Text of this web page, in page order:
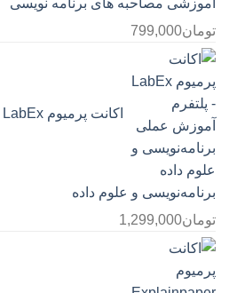
تومان799,000
برنامه‌نویسی و علوم داده
تومان1,299,000